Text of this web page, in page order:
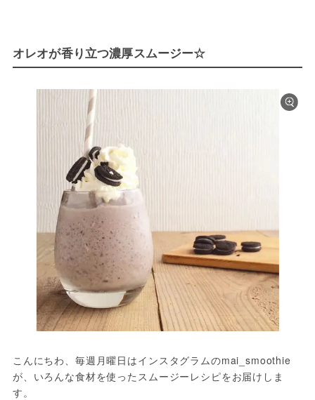
オレオが香り立つ濃厚スムージー☆
こんにちわ、毎週月曜日はインスタグラムのmai_smoothie
が、いろんな食材を使ったスムージーレシピをお届けしま